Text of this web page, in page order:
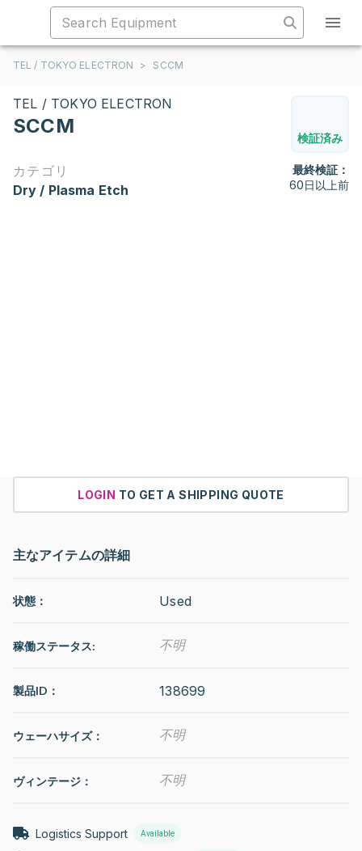
TEL / TOKYO ELECTRON > SCCM
TEL / TOKYO ELECTRON
SCCM
検証済み
カテゴリ
Dry / Plasma Etch
最終検証：
60日以上前
LOGIN TO GET A SHIPPING QUOTE
主なアイテムの詳細
状態： Used
稼働ステータス: 不明
製品ID： 138699
ウェーハサイズ： 不明
ヴィンテージ： 不明
Logistics Support Available